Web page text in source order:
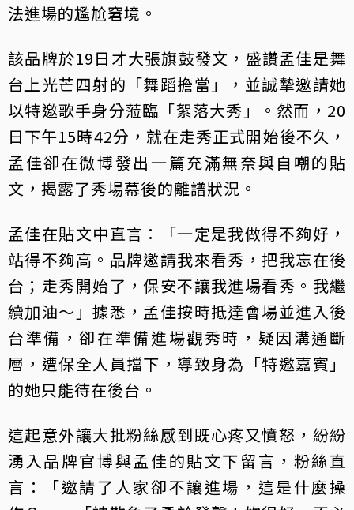
法進場的尷尬窘境。
該品牌於19日才大張旗鼓發文，盛讚孟佳是舞
台上光芒四射的「舞蹈擔當」，並誠摯邀請她
以特邀歌手身分蒞臨「絮落大秀」。然而，20
日下午15時42分，就在走秀正式開始後不久，
孟佳卻在微博發出一篇充滿無奈與自嘲的貼
文，揭露了秀場幕後的離譜狀況。
孟佳在貼文中直言：「一定是我做得不夠好，
站得不夠高。品牌邀請我來看秀，把我忘在後
台；走秀開始了，保安不讓我進場看秀。我繼
續加油～」據悉，孟佳按時抵達會場並進入後
台準備，卻在準備進場觀秀時，疑因溝通斷
層，遭保全人員擋下，導致身為「特邀嘉賓」
的她只能待在後台。
這起意外讓大批粉絲感到既心疼又憤怒，紛紛
湧入品牌官博與孟佳的貼文下留言，粉絲直
言：「邀請了人家卻不讓進場，這是什麼操